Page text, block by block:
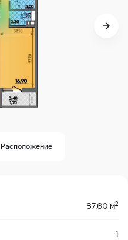
Расположение
87.60 м2
1